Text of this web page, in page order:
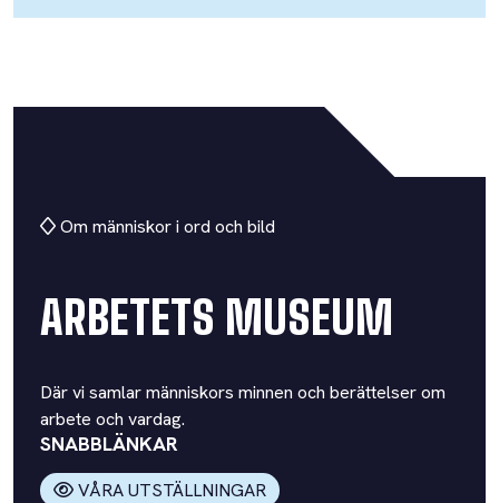
Om människor i ord och bild
ARBETETS MUSEUM
Där vi samlar människors minnen och berättelser om
arbete och vardag.
SNABBLÄNKAR
VÅRA UTSTÄLLNINGAR